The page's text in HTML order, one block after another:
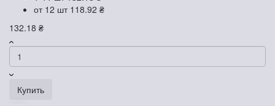
от 12 шт 118.92 ₴
132.18 ₴
Купить